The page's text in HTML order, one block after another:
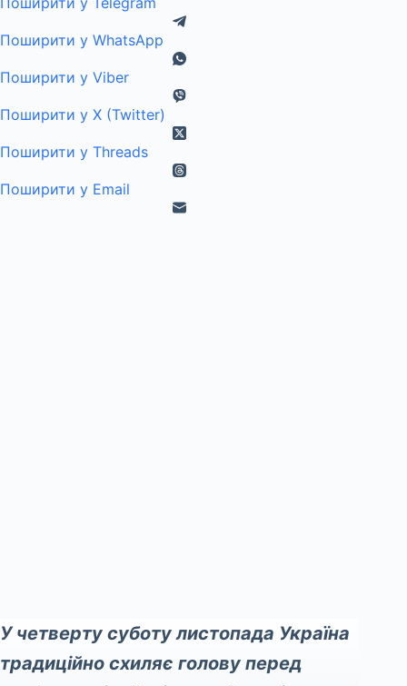
Поширити у WhatsApp
Поширити у Viber
Поширити у X (Twitter)
Поширити у Threads
Поширити у Email
У четверту суботу листопада Україна
традиційно схиляє голову перед